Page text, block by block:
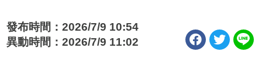
發布時間：2026/7/9 10:54
異動時間：2026/7/9 11:02